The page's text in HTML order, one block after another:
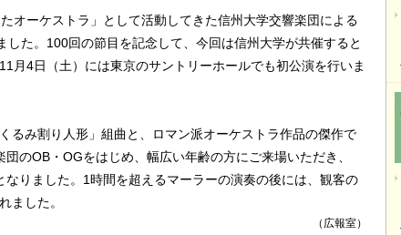
オーケストラ」として活動してきた信州大学交響楽団による
た。100回の節目を記念して、今回は信州大学が共催すると
月4日（土）には東京のサントリーホールでも初公演を行いま
るみ割り人形」組曲と、ロマン派オーケストラ作品の傑作で
のOB・OGをはじめ、幅広い年齢の方にご来場いただき、
りました。1時間を超えるマーラーの演奏の後には、観客の
ました。
（広報室）